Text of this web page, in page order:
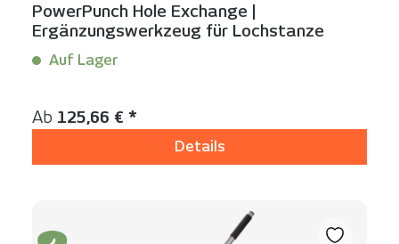
PowerPunch Hole Exchange |
Ergänzungswerkzeug für Lochstanze
Auf Lager
Regulärer Preis:
Ab 125,66 € *
Details